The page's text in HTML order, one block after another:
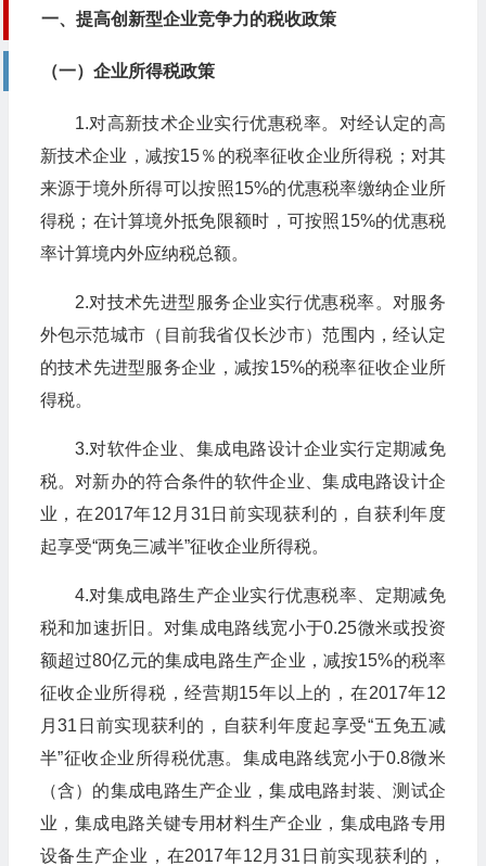
一、提高创新型企业竞争力的税收政策
（一）企业所得税政策
1.对高新技术企业实行优惠税率。对经认定的高
新技术企业，减按15％的税率征收企业所得税；对其
来源于境外所得可以按照15%的优惠税率缴纳企业所
得税；在计算境外抵免限额时，可按照15%的优惠税
率计算境内外应纳税总额。
2.对技术先进型服务企业实行优惠税率。对服务
外包示范城市（目前我省仅长沙市）范围内，经认定
的技术先进型服务企业，减按15%的税率征收企业所
得税。
3.对软件企业、集成电路设计企业实行定期减免
税。对新办的符合条件的软件企业、集成电路设计企
业，在2017年12月31日前实现获利的，自获利年度
起享受“两免三减半”征收企业所得税。
4.对集成电路生产企业实行优惠税率、定期减免
税和加速折旧。对集成电路线宽小于0.25微米或投资
额超过80亿元的集成电路生产企业，减按15%的税率
征收企业所得税，经营期15年以上的，在2017年12
月31日前实现获利的，自获利年度起享受“五免五减
半”征收企业所得税优惠。集成电路线宽小于0.8微米
（含）的集成电路生产企业，集成电路封装、测试企
业，集成电路关键专用材料生产企业，集成电路专用
设备生产企业，在2017年12月31日前实现获利的，